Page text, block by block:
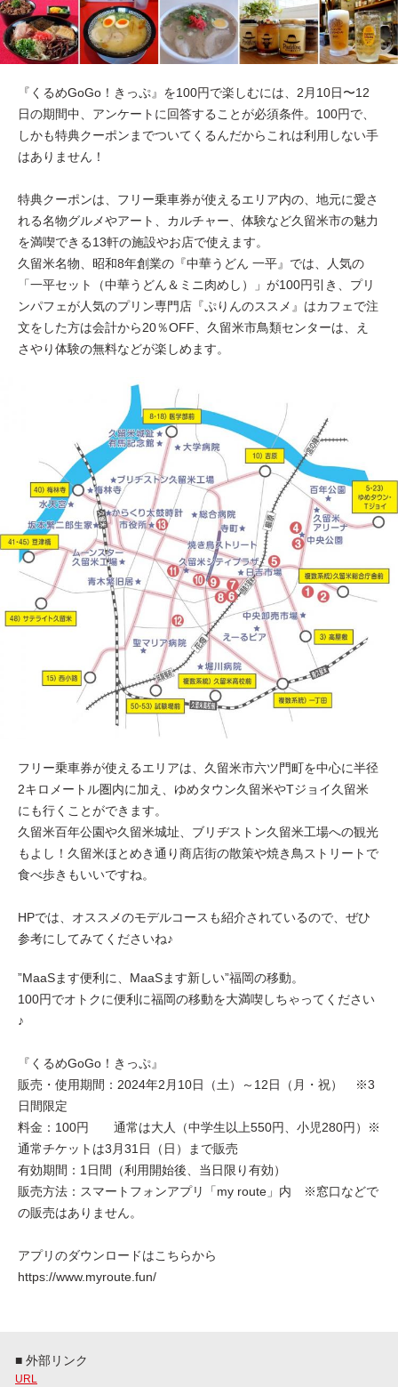
『くるめGoGo！きっぷ』を100円で楽しむには、2月10日〜12
日の期間中、アンケートに回答することが必須条件。100円で、
しかも特典クーポンまでついてくるんだからこれは利用しない手
はありません！
特典クーポンは、フリー乗車券が使えるエリア内の、地元に愛さ
れる名物グルメやアート、カルチャー、体験など久留米市の魅力
を満喫できる13軒の施設やお店で使えます。
久留米名物、昭和8年創業の『中華うどん 一平』では、人気の
「一平セット（中華うどん＆ミニ肉めし）」が100円引き、プリ
ンパフェが人気のプリン専門店『ぷりんのススメ』はカフェで注
文をした方は会計から20％OFF、久留米市鳥類センターは、え
さやり体験の無料などが楽しめます。
フリー乗車券が使えるエリアは、久留米市六ツ門町を中心に半径
2キロメートル圏内に加え、ゆめタウン久留米やTジョイ久留米
にも行くことができます。
久留米百年公園や久留米城址、ブリヂストン久留米工場への観光
もよし！久留米ほとめき通り商店街の散策や焼き鳥ストリートで
食べ歩きもいいですね。
HPでは、オススメのモデルコースも紹介されているので、ぜひ
参考にしてみてくださいね♪
”MaaSます便利に、MaaSます新しい”福岡の移動。
100円でオトクに便利に福岡の移動を大満喫しちゃってください
♪
『くるめGoGo！きっぷ』
販売・使用期間：2024年2月10日（土）～12日（月・祝） ※3
日間限定
料金：100円 通常は大人（中学生以上550円、小児280円）※
通常チケットは3月31日（日）まで販売
有効期間：1日間（利用開始後、当日限り有効）
販売方法：スマートフォンアプリ「my route」内 ※窓口などで
の販売はありません。
アプリのダウンロードはこちらから
https://www.myroute.fun/
■ 外部リンク
URL